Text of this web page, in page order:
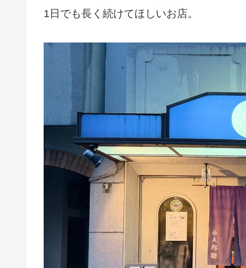
1日でも長く続けてほしいお店。